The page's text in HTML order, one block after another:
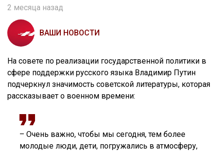
2 месяца назад
ВАШИ НОВОСТИ
На совете по реализации государственной политики в
сфере поддержки русского языка Владимир Путин
подчеркнул значимость советской литературы, которая
рассказывает о военном времени:
– Очень важно, чтобы мы сегодня, тем более
молодые люди, дети, погружались в атмосферу,